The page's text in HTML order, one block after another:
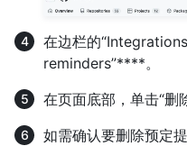
在边栏的
reminders”****。
在页面底部，单击“删
如需确认要删除预定提